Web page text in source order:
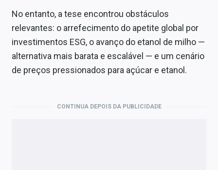
No entanto, a tese encontrou obstáculos
relevantes: o arrefecimento do apetite global por
investimentos ESG, o avanço do etanol de milho —
alternativa mais barata e escalável — e um cenário
de preços pressionados para açúcar e etanol.
CONTINUA DEPOIS DA PUBLICIDADE